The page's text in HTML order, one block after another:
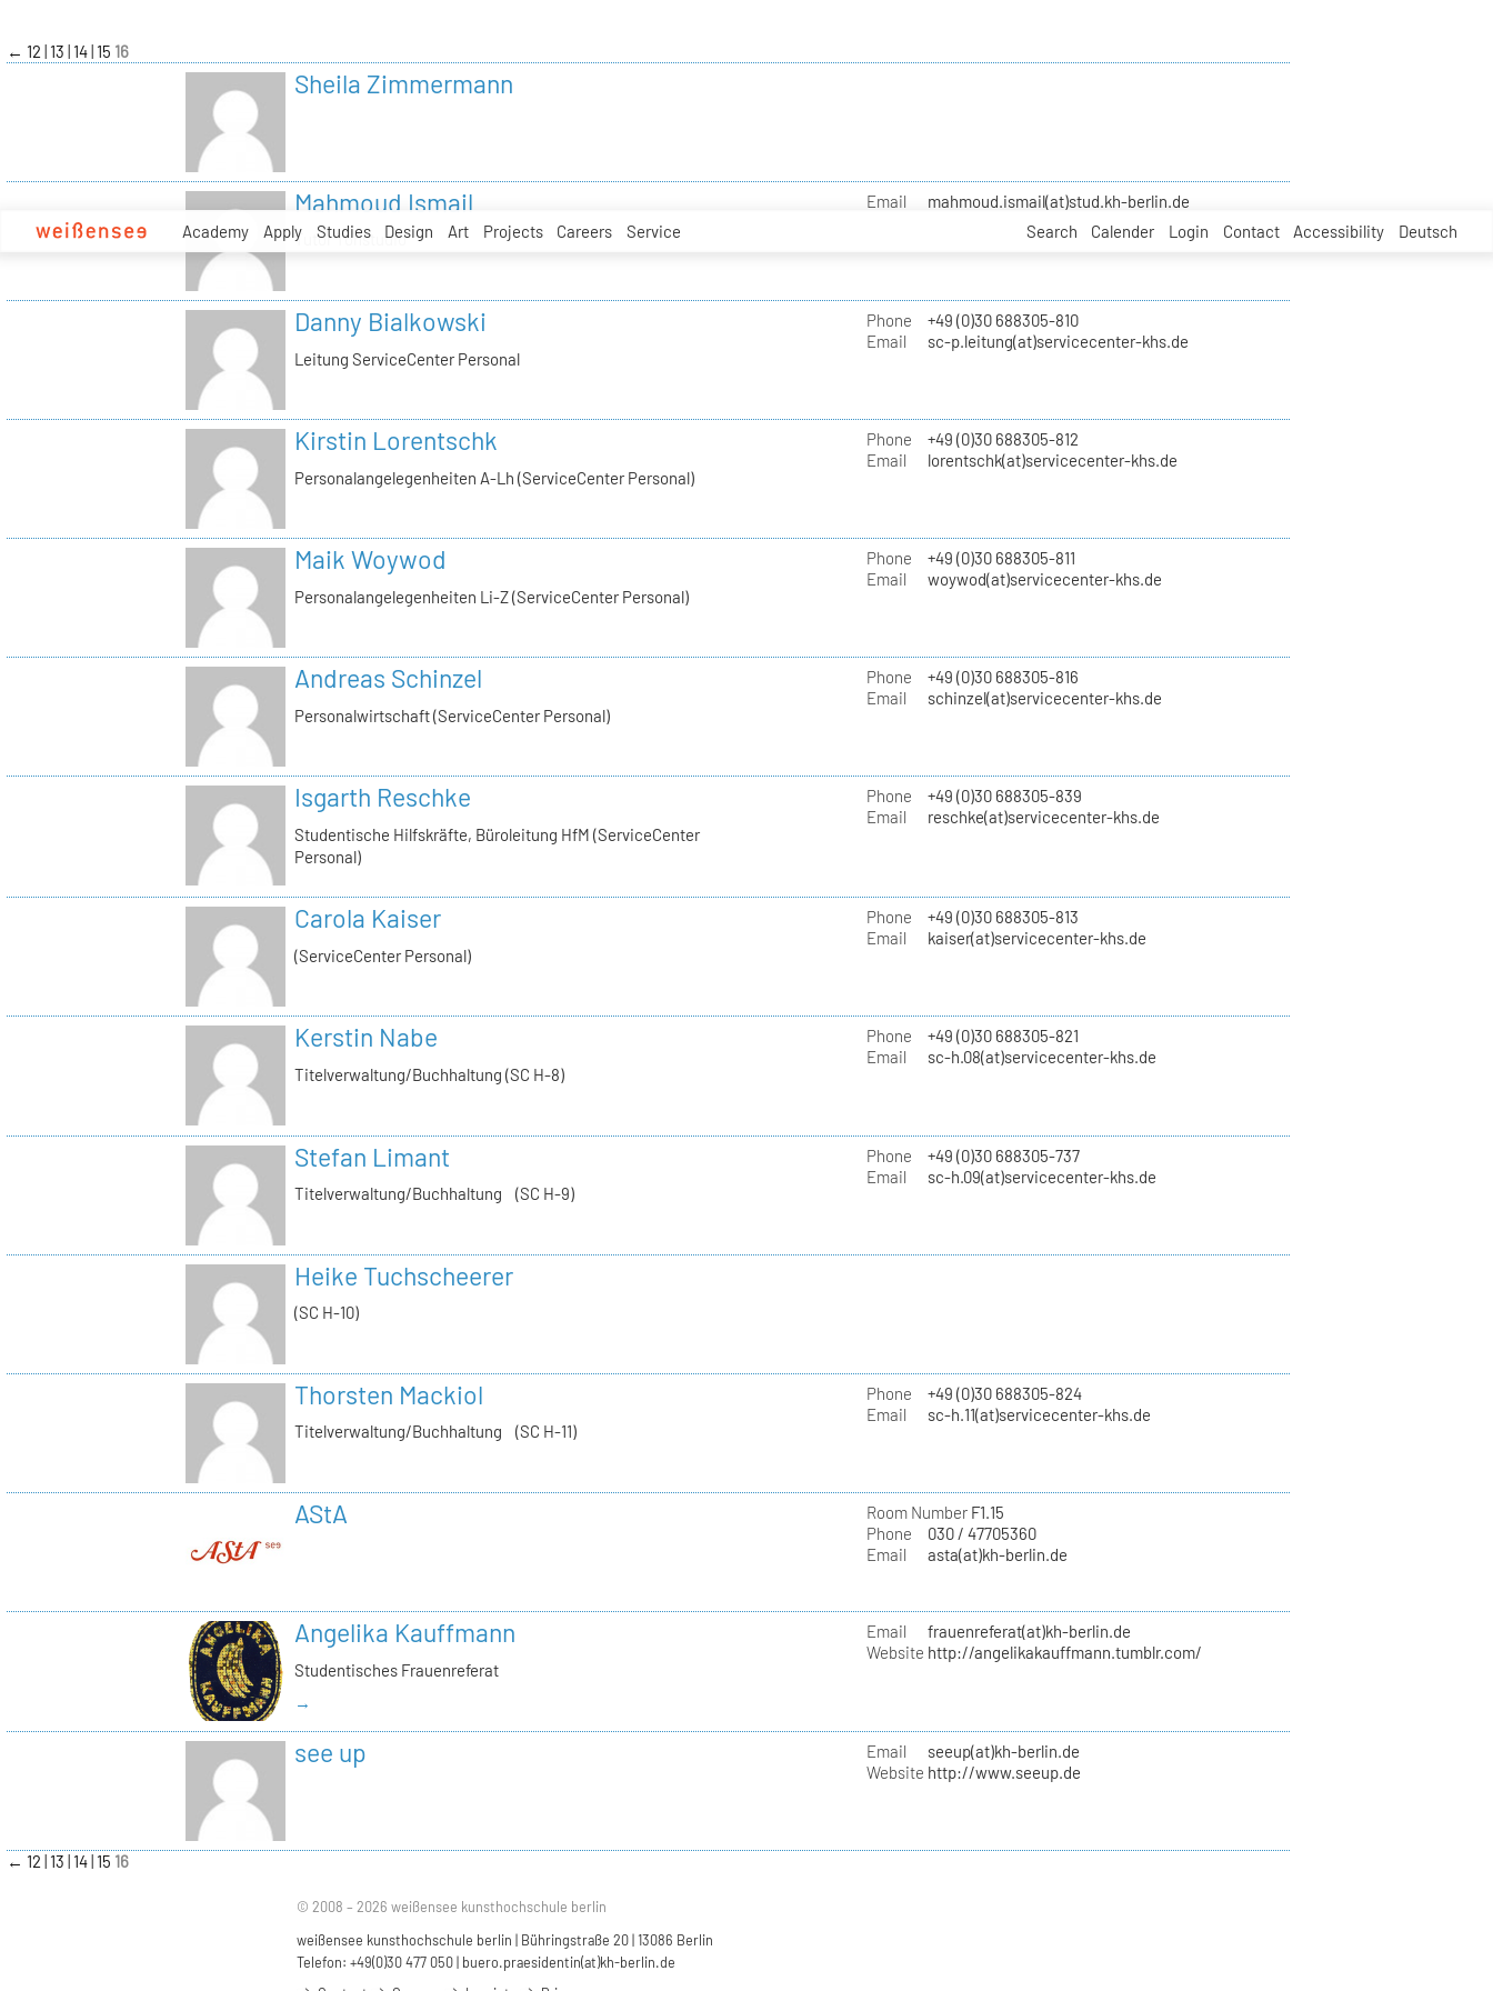
Academy Apply Studies Design Art Projects Careers Service Search Calender Login Contact Accessibility Deutsch
← 12 13 14 15 16
Sheila Zimmermann
Mahmoud Ismail
Tutor Tonstudio
Email mahmoud.ismail(at)stud.kh-berlin.de
Danny Bialkowski
Leitung ServiceCenter Personal
Phone
+49 (0)30 688305-810
Email
sc-p.leitung(at)servicecenter-khs.de
Kirstin Lorentschk
Personalangelegenheiten A-Lh (ServiceCenter Personal)
Phone
+49 (0)30 688305-812
Email
lorentschk(at)servicecenter-khs.de
Maik Woywod
Personalangelegenheiten Li-Z (ServiceCenter Personal)
Phone
+49 (0)30 688305-811
Email
woywod(at)servicecenter-khs.de
Andreas Schinzel
Personalwirtschaft (ServiceCenter Personal)
Phone
+49 (0)30 688305-816
Email
schinzel(at)servicecenter-khs.de
Isgarth Reschke
Studentische Hilfskräfte, Büroleitung HfM (ServiceCenter
Personal)
Phone
+49 (0)30 688305-839
Email
reschke(at)servicecenter-khs.de
Carola Kaiser
(ServiceCenter Personal)
Phone
+49 (0)30 688305-813
Email
kaiser(at)servicecenter-khs.de
Kerstin Nabe
Titelverwaltung/Buchhaltung (SC H-8)
Phone
+49 (0)30 688305-821
Email
sc-h.08(at)servicecenter-khs.de
Stefan Limant
Titelverwaltung/Buchhaltung (SC H-9)
Phone
+49 (0)30 688305-737
Email
sc-h.09(at)servicecenter-khs.de
Heike Tuchscheerer
(SC H-10)
Thorsten Mackiol
Titelverwaltung/Buchhaltung (SC H-11)
Phone
+49 (0)30 688305-824
Email
sc-h.11(at)servicecenter-khs.de
AStA Room NumberF1.15
Phone
030 / 47705360
Email
asta(at)kh-berlin.de
Angelika Kauffmann
Studentisches Frauenreferat
→
Email
frauenreferat(at)kh-berlin.de
Website http://angelikakauffmann.tumblr.com/
see up Email
seeup(at)kh-berlin.de
Website http://www.seeup.de
← 12 13 14 15 16
© 2008 – 2026 weißensee kunsthochschule berlin
weißensee kunsthochschule berlin | Bühringstraße 20 | 13086 Berlin
Telefon: +49(0)30 477 050 | buero.praesidentin(at)kh-berlin.de